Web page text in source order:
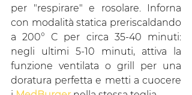
per "respirare" e rosolare. Inforna
con modalità statica preriscaldando
a 200° C per circa 35-40 minuti:
negli ultimi 5-10 minuti, attiva la
funzione ventilata o grill per una
doratura perfetta e metti a cuocere